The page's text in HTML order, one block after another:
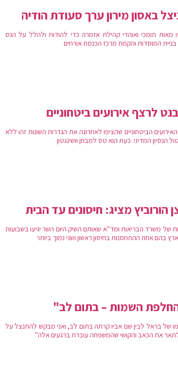
באסון מירון ערך סעודת הודיה
מאות תומכי ואוהדי קהילת אזמרה כדי להודות ולהלל על הנס
המוסדות והקמת מרכז הכנסת אורחים
לרצף אירועים ביטחוניים
הביטחוניים שהציפו לאחרונה את הגדרות השונות זהו ללא
המדיני. כעת הוא טס למבחן וושינגטון
הורוביץ מציג: חיסונים עד הבית
של משרד הבריאות ומד"א שאותם השיק היום השר יגיעו בשבועות
בהם אחוז ההתחסנות בחיסון ראשון ושני נמוך ביותר
השמות – בתום לב"
של בראל לבין שם אביו קרתה בתום לב, ואני מבקש להתנצל על
לתאר את הכאב והקושי שהמשפחה עוברת ברגעים אלה"